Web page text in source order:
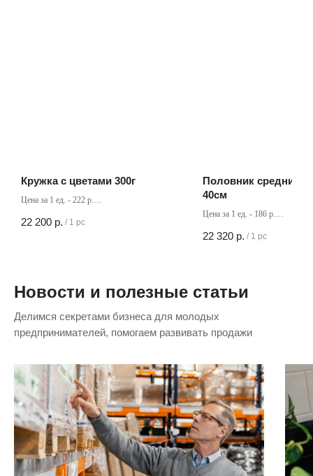
Кружка с цветами 300г
Цена за 1 ед. - 222 р.
22 200 р. / 1 pc
Половник средний с
40см
Цена за 1 ед. - 186 р.
22 320 р. / 1 pc
Новости и полезные статьи
Делимся секретами бизнеса для молодых
предпринимателей, помогаем развивать продажи